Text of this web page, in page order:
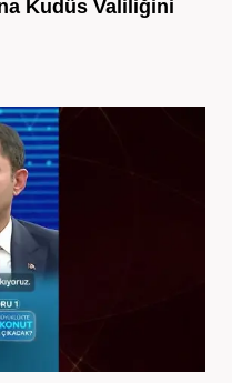
Kudüs Valiliğini